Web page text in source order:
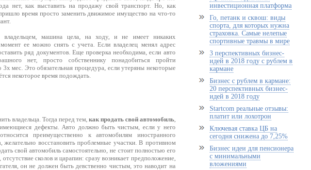
нет, как выставить на продажу свой транспорт. Но, как
время просто заменить движимое имущество на что-то
владельцем, машина цела, на ходу, и не имеет никаких
ее можно снять с учета. Если владелец менял адрес
ряд документов. Еще проверка необходима, если авто
нет, просто собственнику понадобиться пройти
мес. Это обязательная процедура, если утеряны некоторые
некоторое время подождать.
владельца. Тогда перед тем, как продать свой автомобиль,
дефекты. Авто должно быть чистым, если у него
преимущественно к автомобилям иностранного
желательно восстановить проблемные участки. В противном
свой автомобиль самостоятельно, не стоит полностью его
сколов и царапин: сразу возникает предположение,
он не должен быть девственно чистым, это наводит на
инвестиционная платформа
Го, петанк и сквош: виды
спорта, для которых нужна
страховка. Самые нелепые
спортивные травмы в мире
3 перспективных бизнес-
идей в 2018 году с рублем в
кармане
Бизнес с рублем в кармане:
20 перспективных бизнес-
идей в 2018 году
Startcom реальные отзывы:
платит или лохотрон
Ключевая ставка ЦБ на
сегодня снижена до 7,25%
Бизнес идеи для пенсионера
с минимальными
вложениями